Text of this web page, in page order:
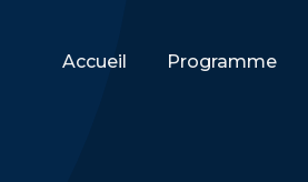
Accueil Programme